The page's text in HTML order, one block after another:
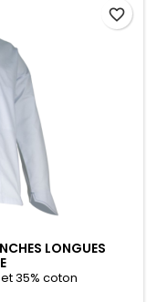
LONGUES
35% coton
favorite_border